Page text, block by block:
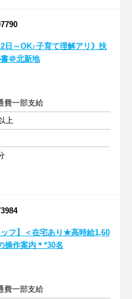
2日～OK♪子育て理解アリ》扶
＠北新地
費一部支給
上
ッフ】＜在宅あり★高時給1,60
操作案内＊*30名
費一部支給